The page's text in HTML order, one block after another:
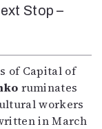
Stop –
of Capital of
ruminates
workers
in March